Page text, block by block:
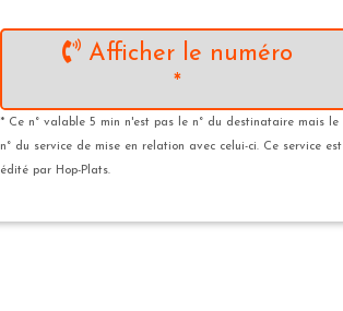
Afficher le numéro
*
* Ce n° valable 5 min n'est pas le n° du destinataire mais le
n° du service de mise en relation avec celui-ci. Ce service est
édité par Hop-Plats.